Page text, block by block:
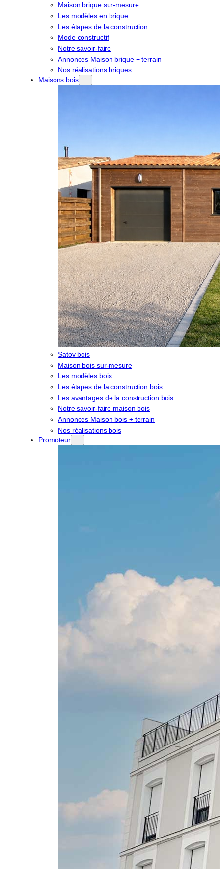
Maison brique sur-mesure
Les modèles en brique
Les étapes de la construction
Mode constructif
Notre savoir-faire
Annonces Maison brique + terrain
Nos réalisations briques
Maisons bois
Satov bois
Maison bois sur-mesure
Les modèles bois
Les étapes de la construction bois
Les avantages de la construction bois
Notre savoir-faire maison bois
Annonces Maison bois + terrain
Nos réalisations bois
Promoteur